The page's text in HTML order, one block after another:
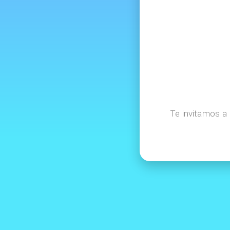
Te invitamos a